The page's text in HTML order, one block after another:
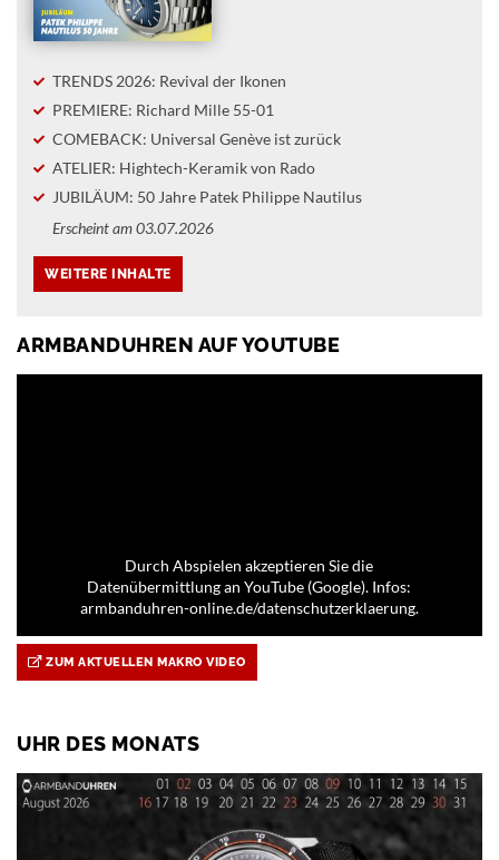
TRENDS 2026: Revival der Ikonen
PREMIERE: Richard Mille 55-01
COMEBACK: Universal Genève ist zurück
ATELIER: Hightech-Keramik von Rado
JUBILÄUM: 50 Jahre Patek Philippe Nautilus
Erscheint am 03.07.2026
ARMBANDUHREN AUF YOUTUBE
Durch Abspielen akzeptieren Sie die
Datenübermittlung an YouTube (Google). Infos:
armbanduhren-online.de/datenschutzerklaerung.
ZUM AKTUELLEN MAKRO VIDEO
UHR DES MONATS